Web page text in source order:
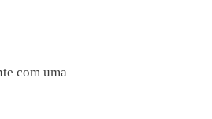
com uma